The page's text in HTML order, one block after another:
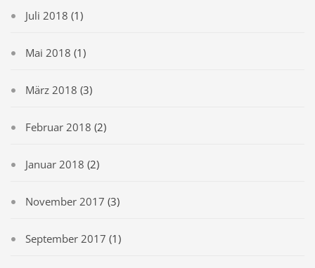
Juli 2018 (1)
Mai 2018 (1)
März 2018 (3)
Februar 2018 (2)
Januar 2018 (2)
November 2017 (3)
September 2017 (1)